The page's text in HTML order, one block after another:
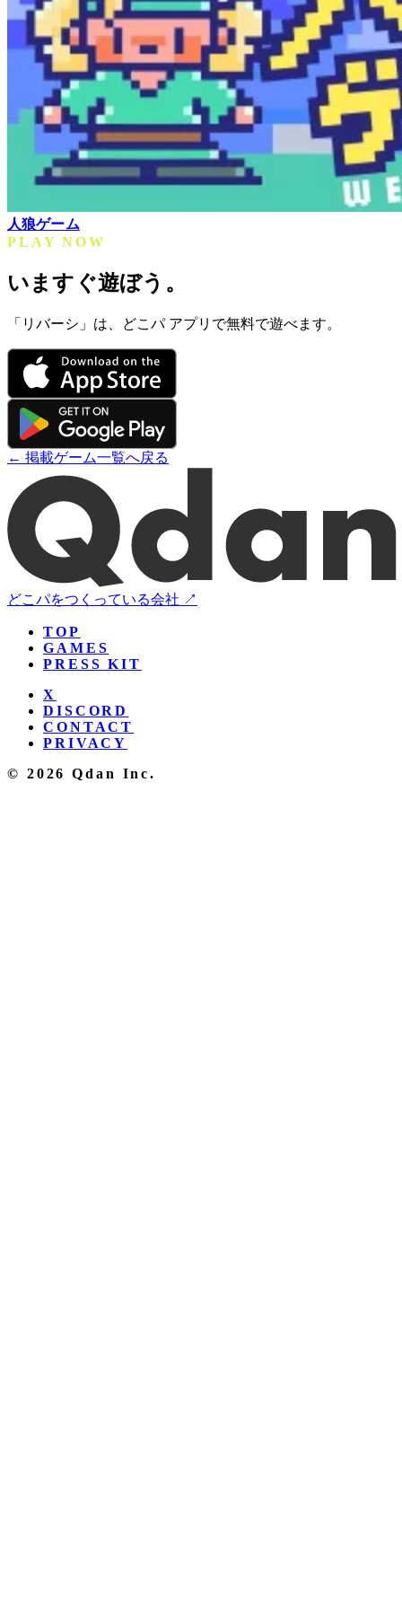
人狼ゲーム
PLAY NOW
いますぐ遊ぼう。
「リバーシ」は、どこパ アプリで無料で遊べます。
← 掲載ゲーム一覧へ戻る
どこパをつくっている会社 ↗
TOP
GAMES
PRESS KIT
X
DISCORD
CONTACT
PRIVACY
© 2026 Qdan Inc.